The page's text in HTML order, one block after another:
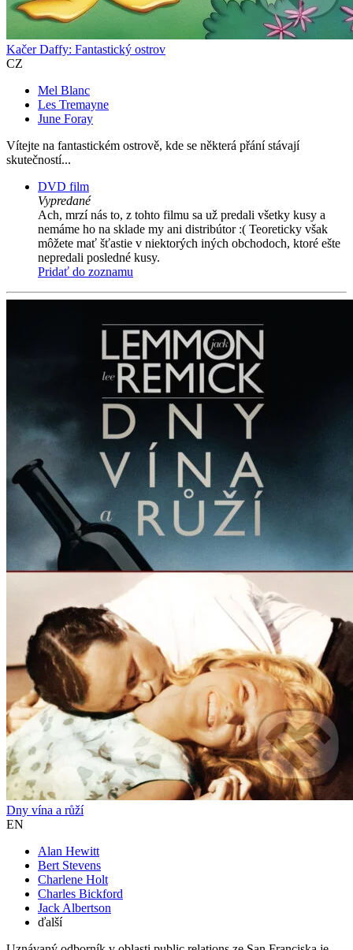
Kačer Daffy: Fantastický ostrov
CZ
Mel Blanc
Les Tremayne
June Foray
Vítejte na fantastickém ostrově, kde se některá přání stávají
skutečností...
DVD film
Vypredané
Ach, mrzí nás to, z tohto filmu sa už predali všetky kusy a
nemáme ho na sklade my ani distribútor :( Teoreticky však
môžete mať šťastie v niektorých iných obchodoch, ktoré ešte
nepredali posledné kusy.
Pridať do zoznamu
Dny vína a růží
EN
Alan Hewitt
Bert Stevens
Charlene Holt
Charles Bickford
Jack Albertson
ďalší